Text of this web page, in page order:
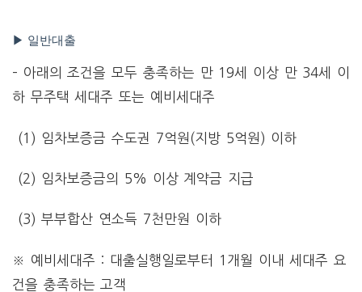
▶ 일반대출
– 아래의 조건을 모두 충족하는 만 19세 이상 만 34세 이
하 무주택 세대주 또는 예비세대주
(1) 임차보증금 수도권 7억원(지방 5억원) 이하
(2) 임차보증금의 5% 이상 계약금 지급
(3) 부부합산 연소득 7천만원 이하
※ 예비세대주 : 대출실행일로부터 1개월 이내 세대주 요
건을 충족하는 고객